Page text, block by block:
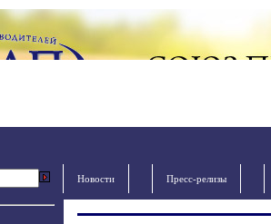
Новости Пресс-релизы